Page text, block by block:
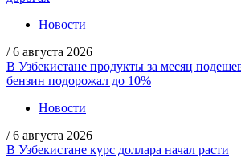
Новости
/ 6 августа 2026
В Узбекистане продукты за месяц
бензин подорожал до 10%
Новости
/ 6 августа 2026
В Узбекистане курс доллара начал расти